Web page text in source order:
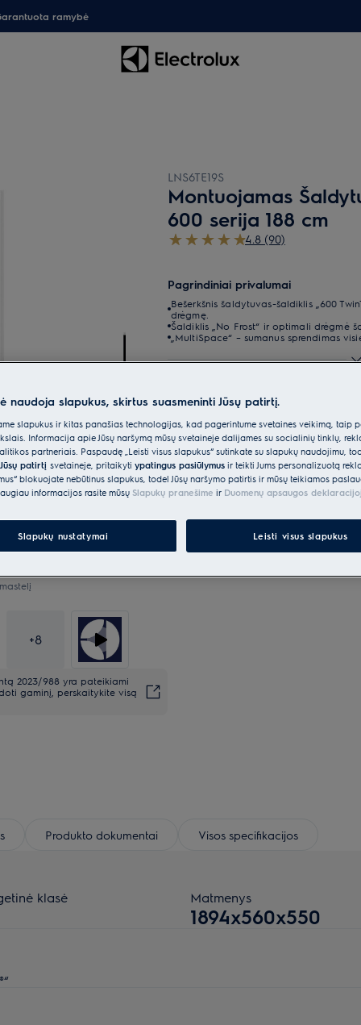
ramybė
+8
2023/988 yra pateikiami
gaminį, perskaitykite visą
LNS6TE19S
Montuojamas
600 serija 188 cm
4.8 (90)
Pagrindiniai privalumai
Bešerkšnis šaldytuvas-šaldiklis „600
drėgmę.
Šaldiklis „No Frost“ ir optimali drėgmė
„MultiSpace“ – sumanus sprendimas
*Produkto puslapio
vaizdo įrašai yra tik
šį modelį.
10 metų garantija
Produkto dokumentai Visos specifikacijos
klasė Matmenys
1894x560x550
naudoja slapukus, skirtus suasmeninti Jūsų patirtį.
slapukus ir kitas panašias technologijas, kad pagerintume svetainės veikimą, taip
Informacija apie Jūsų naršymą mūsų svetainėje dalijamės su socialinių tinklų,
partneriais. Paspaudę „Leisti visus slapukus“ sutinkate su slapukų naudojimu,
patirtį svetainėje, pritaikyti ypatingus pasiūlymus ir teikti Jums personalizuotą
blokuojate nebūtinus slapukus, todėl Jūsų naršymo patirtis ir mūsų teikiamos
informacijos rasite mūsų Slapukų pranešime ir Duomenų apsaugos
Slapukų nustatymai Leisti visus slapukus